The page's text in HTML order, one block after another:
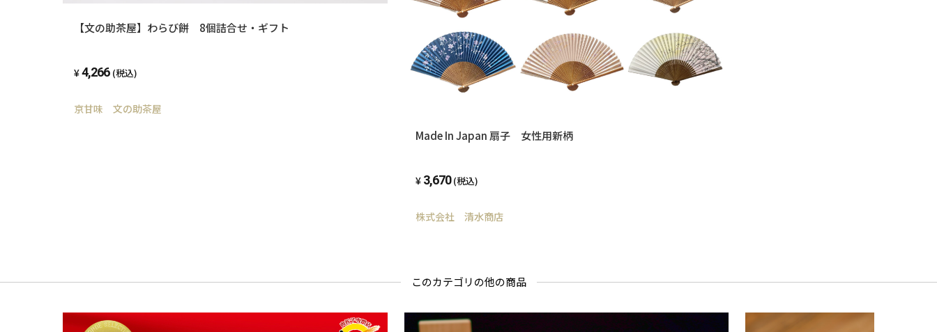
【文の助茶屋】わらび餅 8個詰合せ・ギフト
4,266 (税込)
京甘味 文の助茶屋
Made In Japan 扇子 女性用新柄
3,670 (税込)
株式会社 清水商店
このカテゴリの他の商品